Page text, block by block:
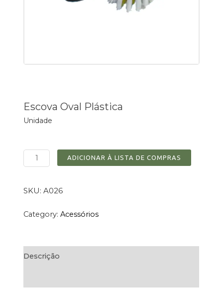
Escova Oval Plástica
Unidade
ADICIONAR À LISTA DE COMPRAS
SKU: A026
Category: Acessórios
Descrição